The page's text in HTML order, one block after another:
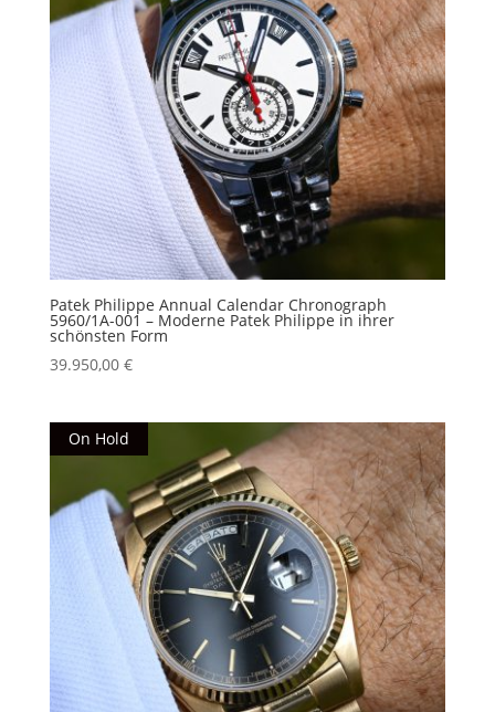
Patek Philippe Annual Calendar Chronograph
5960/1A-001 – Moderne Patek Philippe in ihrer
schönsten Form
39.950,00 €
On Hold